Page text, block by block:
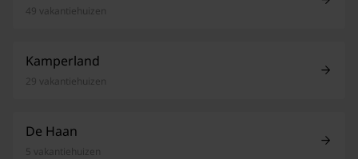
49 vakantiehuizen
Kamperland
29 vakantiehuizen
De Haan
5 vakantiehuizen